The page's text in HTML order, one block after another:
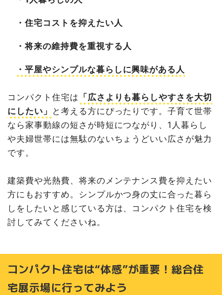
・住宅コストを抑えたい人
・将来の維持費を重視する人
・平屋やシンプルな暮らしに興味がある人
コンパクト住宅は 「広さよりも暮らしやすさを大切
にしたい」
と考える方にぴったりです。子育て世帯
なら家事動線の短さが時短につながり、1人暮らし
や夫婦世帯には無駄のないちょうどいい広さが魅力
です。
建築費や光熱費、将来のメンテナンス費を抑えたい
方にもおすすめ。シンプルかつ身の丈に合った暮ら
しをしたいと感じている方は、コンパクト住宅を検
討してみてくださいね。
コンパクト住宅は“体感”が重要！総合住
宅展示場に行ってみよう